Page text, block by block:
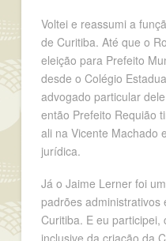
Voltei e reassumi a
de Curitiba. Até que o
eleição para Prefeito
desde o Colégio
advogado particular
então Prefeito Requião
ali na Vicente Machado
jurídica.
Já o Jaime Lerner foi
padrões administrativos
Curitiba. E eu